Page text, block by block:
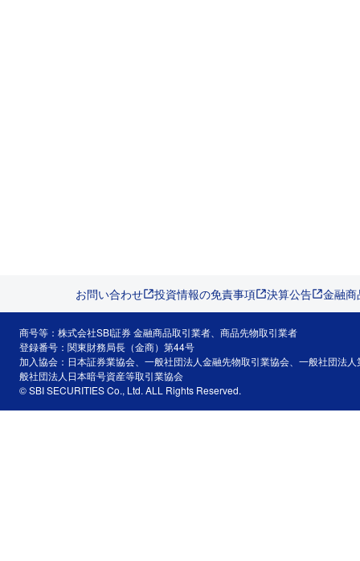
お問い合わせ 投資情報の免責事項 決算公告 金融
商号等：株式会社SBI証券 金融商品取引業者、商品先物取引業者
登録番号：関東財務局長（金商）第44号
加入協会：日本証券業協会、一般社団法人金融先物取引業協会、一般社団法
般社団法人日本暗号資産等取引業協会
© SBI SECURITIES Co., Ltd. ALL Rights Reserved.